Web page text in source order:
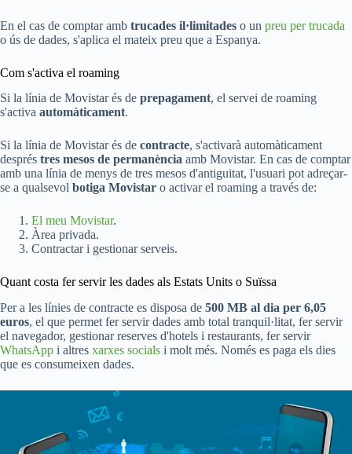
En el cas de comptar amb trucades il·limitades o un preu per trucada
o ús de dades, s'aplica el mateix preu que a Espanya.
Com s'activa el roaming
Si la línia de Movistar és de prepagament, el servei de roaming
s'activa automàticament.
Si la línia de Movistar és de contracte, s'activarà automàticament
després tres mesos de permanència amb Movistar. En cas de comptar
amb una línia de menys de tres mesos d'antiguitat, l'usuari pot adreçar-
se a qualsevol botiga Movistar o activar el roaming a través de:
El meu Movistar.
Àrea privada.
Contractar i gestionar serveis.
Quant costa fer servir les dades als Estats Units o Suïssa
Per a les línies de contracte es disposa de 500 MB al dia per 6,05
euros, el que permet fer servir dades amb total tranquil·litat, fer servir
el navegador, gestionar reserves d'hotels i restaurants, fer servir
WhatsApp i altres xarxes socials i molt més. Només es paga els dies
que es consumeixen dades.